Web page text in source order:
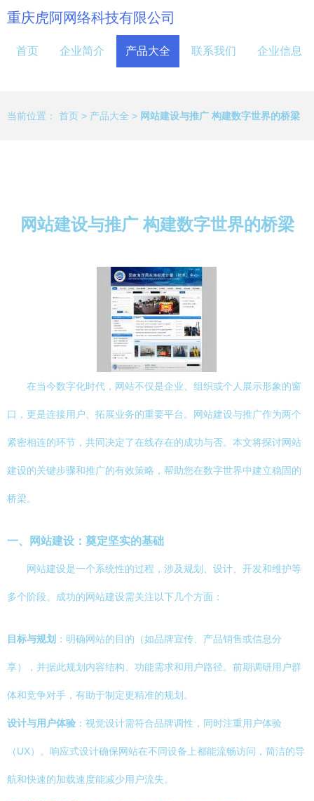
重庆虎阿网络科技有限公司
首页 企业简介 产品大全 联系我们 企业信息
当前位置： 首页 > 产品大全 > 网站建设与推广 构建数字世界的桥梁
网站建设与推广 构建数字世界的桥梁
在当今数字化时代，网站不仅是企业、组织或个人展示形象的窗
口，更是连接用户、拓展业务的重要平台。网站建设与推广作为两个
紧密相连的环节，共同决定了在线存在的成功与否。本文将探讨网站
建设的关键步骤和推广的有效策略，帮助您在数字世界中建立稳固的
桥梁。
一、网站建设：奠定坚实的基础
网站建设是一个系统性的过程，涉及规划、设计、开发和维护等
多个阶段。成功的网站建设需关注以下几个方面：
目标与规划 ：明确网站的目的（如品牌宣传、产品销售或信息分
享），并据此规划内容结构、功能需求和用户路径。前期调研用户群
体和竞争对手，有助于制定更精准的规划。
设计与用户体验 ：视觉设计需符合品牌调性，同时注重用户体验
（UX）。响应式设计确保网站在不同设备上都能流畅访问，简洁的导
航和快速的加载速度能减少用户流失。